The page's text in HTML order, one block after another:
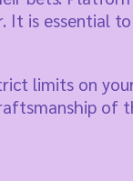
is essential
limits on
of